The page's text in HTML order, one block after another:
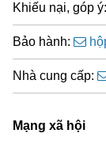
Khiếu nại, góp ý:
Bảo hành:
Nhà cung cấp:
Mạng xã hội